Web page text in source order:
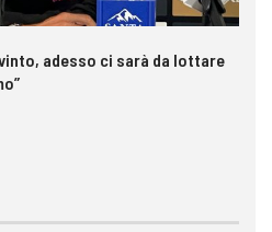
adesso ci sarà da lottare